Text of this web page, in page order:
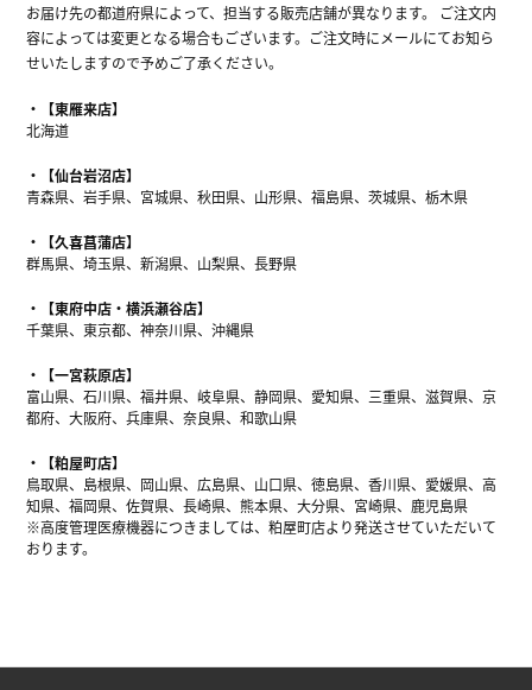
お届け先の都道府県によって、担当する販売店舗が異なります。 ご注文内
容によっては変更となる場合もございます。ご注文時にメールにてお知ら
せいたしますので予めご了承ください。
【東雁来店】
北海道
【仙台岩沼店】
青森県、岩手県、宮城県、秋田県、山形県、福島県、茨城県、栃木県
【久喜菖蒲店】
群馬県、埼玉県、新潟県、山梨県、長野県
【東府中店・横浜瀬谷店】
千葉県、東京都、神奈川県、沖縄県
【一宮萩原店】
富山県、石川県、福井県、岐阜県、静岡県、愛知県、三重県、滋賀県、京
都府、大阪府、兵庫県、奈良県、和歌山県
【粕屋町店】
鳥取県、島根県、岡山県、広島県、山口県、徳島県、香川県、愛媛県、高
知県、福岡県、佐賀県、長崎県、熊本県、大分県、宮崎県、鹿児島県
※高度管理医療機器につきましては、粕屋町店より発送させていただいて
おります。